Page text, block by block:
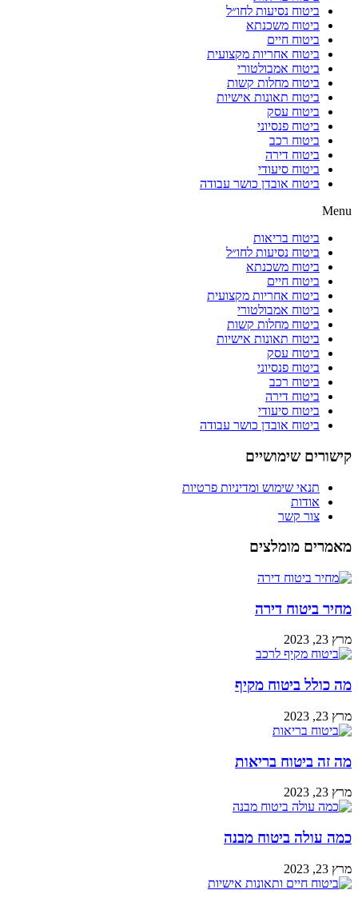
ביטוח נסיעות לחו״ל
ביטוח משכנתא
ביטוח חיים
ביטוח אחריות מקצועית
ביטוח אמבולטורי
ביטוח מחלות קשות
ביטוח תאונות אישיות
ביטוח עסק
ביטוח פנסיוני
ביטוח רכב
ביטוח דירה
ביטוח סיעודי
ביטוח אובדן כושר עבודה
Menu
ביטוח בריאות
ביטוח נסיעות לחו״ל
ביטוח משכנתא
ביטוח חיים
ביטוח אחריות מקצועית
ביטוח אמבולטורי
ביטוח מחלות קשות
ביטוח תאונות אישיות
ביטוח עסק
ביטוח פנסיוני
ביטוח רכב
ביטוח דירה
ביטוח סיעודי
ביטוח אובדן כושר עבודה
קישורים שימושיים
תנאי שימוש ומדיניות פרטיות
אודות
צור קשר
מאמרים מומלצים
מחיר ביטוח דירה
מרץ 23, 2023
מה כולל ביטוח מקיף
מרץ 23, 2023
מה זה ביטוח בריאות
מרץ 23, 2023
כמה עולה ביטוח מבנה
מרץ 23, 2023